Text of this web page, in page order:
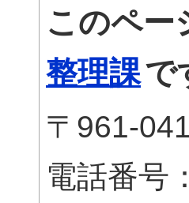
このペー
整理課で
〒961-
電話番号